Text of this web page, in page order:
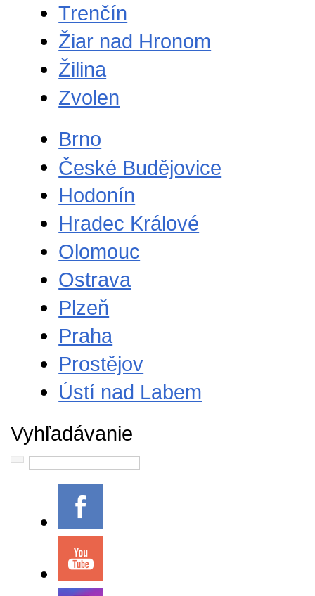
Trenčín
Žiar nad Hronom
Žilina
Zvolen
Brno
České Budějovice
Hodonín
Hradec Králové
Olomouc
Ostrava
Plzeň
Praha
Prostějov
Ústí nad Labem
Vyhľadávanie